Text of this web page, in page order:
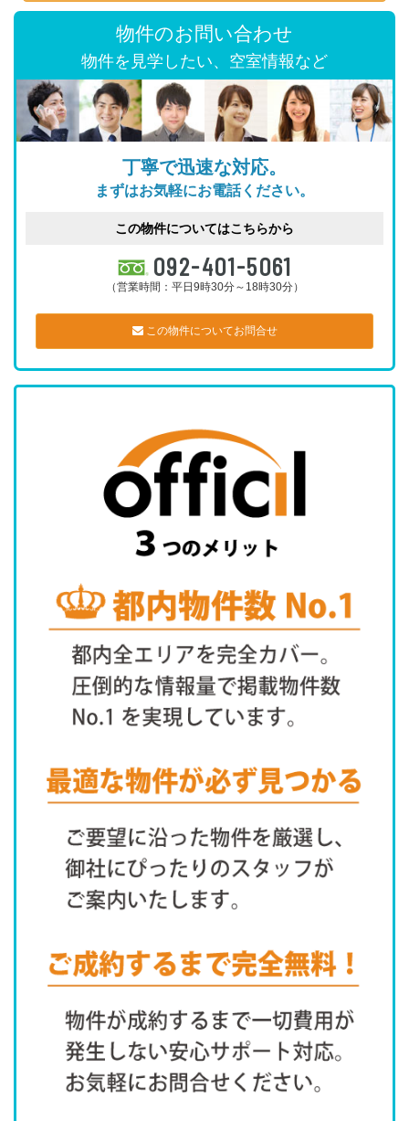
物件のお問い合わせ
物件を見学したい、空室情報など
丁寧で迅速な対応。
まずはお気軽にお電話ください。
この物件についてはこちらから
092-401-5061
（営業時間：平日9時30分～18時30分）
この物件についてお問合せ